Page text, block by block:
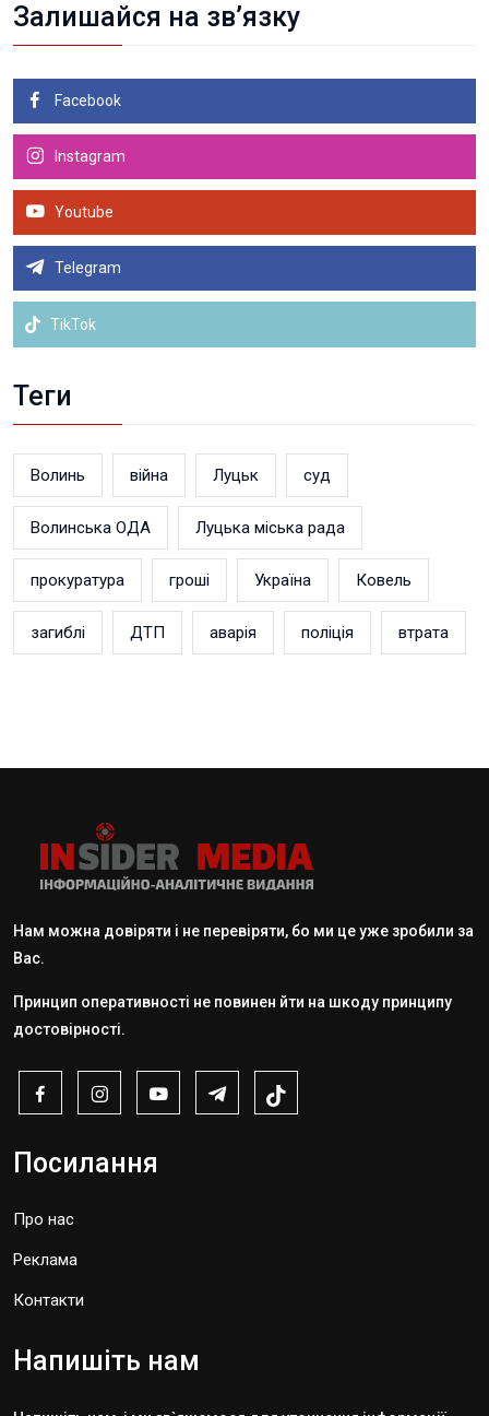
Залишайся на зв’язку
Facebook
Instagram
Youtube
Telegram
TikTok
Теги
Волинь війна Луцьк суд
Волинська ОДА Луцька міська рада
прокуратура гроші Україна Ковель
загиблі ДТП аварія поліція втрата
Нам можна довіряти і не перевіряти, бо ми це уже зробили за
Вас.
Принцип оперативності не повинен йти на шкоду принципу
достовірності.
Посилання
Про нас
Реклама
Контакти
Напишіть нам